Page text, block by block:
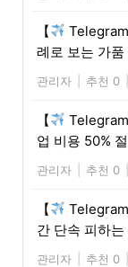
【
례로 보는 가
관리자 추천 0
【
업 비용 50%
관리자 추천 0
【
간 단속 피하
관리자 추천 0